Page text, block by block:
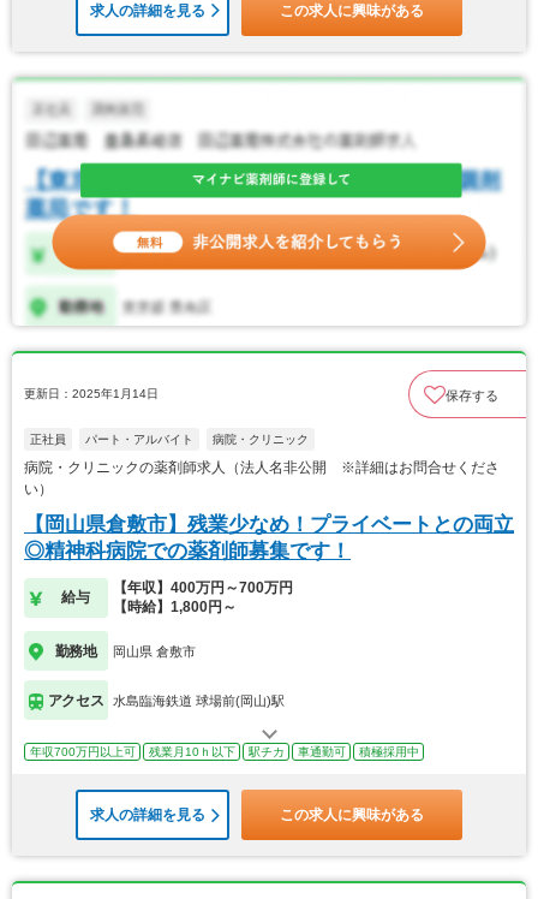
求人の詳細を見る この求人に興味がある
更新日：2025年1月14日 保存する
正社員 パート・アルバイト 病院・クリニック
病院・クリニックの薬剤師求人（法人名非公開 ※詳細はお問合せくださ
い）
【岡山県倉敷市】残業少なめ！プライベートとの両立
◎精神科病院での薬剤師募集です！
給与
【年収】400万円～700万円
【時給】1,800円～
勤務地 岡山県 倉敷市
アクセス 水島臨海鉄道 球場前(岡山)駅
年収700万円以上可 残業月10ｈ以下 駅チカ 車通勤可 積極採用中
求人の詳細を見る この求人に興味がある